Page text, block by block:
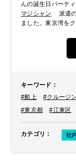
んの誕生日パーテ
マジシャン
派遣
ました。東京湾を
役としての出演依
キーワード ：
#船上
#クルージ
#東京都
#江東区
カテゴリ ： 社